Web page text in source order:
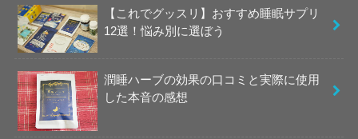
【これでグッスリ】おすすめ睡眠サプリ
12選！悩み別に選ぼう
潤睡ハーブの効果の口コミと実際に使用
した本音の感想